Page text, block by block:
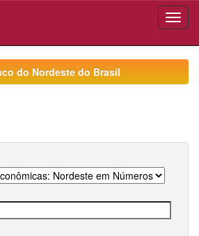
do Nordeste do Brasil